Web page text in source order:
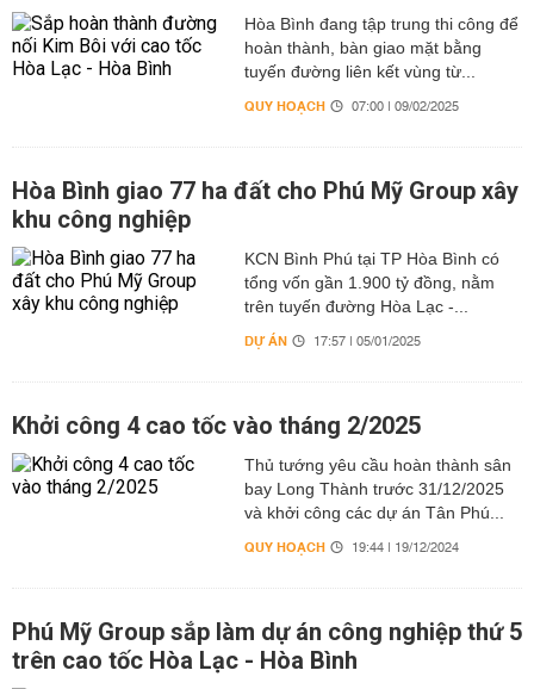
Hòa Bình đang tập trung thi công để
hoàn thành, bàn giao mặt bằng
tuyến đường liên kết vùng từ...
QUY HOẠCH 07:00 | 09/02/2025
Hòa Bình giao 77 ha đất cho Phú Mỹ Group xây
khu công nghiệp
KCN Bình Phú tại TP Hòa Bình có
tổng vốn gần 1.900 tỷ đồng, nằm
trên tuyến đường Hòa Lạc -...
DỰ ÁN 17:57 | 05/01/2025
Khởi công 4 cao tốc vào tháng 2/2025
Thủ tướng yêu cầu hoàn thành sân
bay Long Thành trước 31/12/2025
và khởi công các dự án Tân Phú...
QUY HOẠCH 19:44 | 19/12/2024
Phú Mỹ Group sắp làm dự án công nghiệp thứ 5
trên cao tốc Hòa Lạc - Hòa Bình